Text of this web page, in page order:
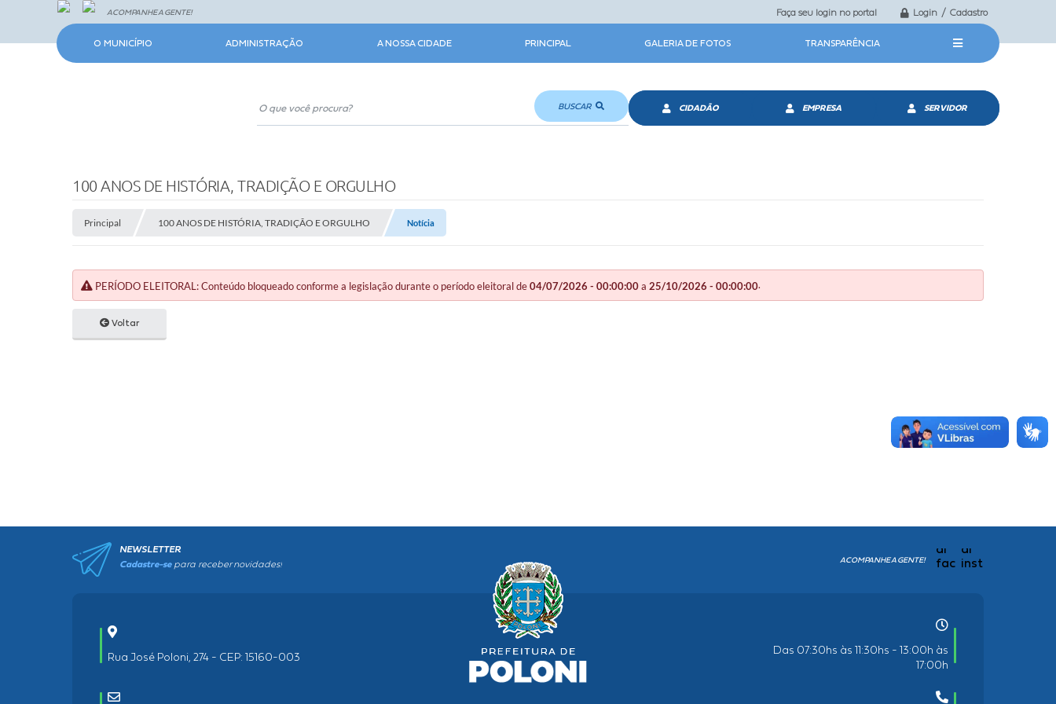
Faça seu login no portal Login / Cadastro
ACOMPANHE A GENTE!
O MUNICÍPIO ADMINISTRAÇÃO A NOSSA CIDADE PRINCIPAL GALERIA DE FOTOS TRANSPARÊNCIA
BUSCAR CIDADÃO EMPRESA SERVIDOR
100 ANOS DE HISTÓRIA, TRADIÇÃO E ORGULHO
Principal 100 ANOS DE HISTÓRIA, TRADIÇÃO E ORGULHO Notícia
PERÍODO ELEITORAL: Conteúdo bloqueado conforme a legislação durante o período eleitoral de04/07/2026 - 00:00:00a 25/10/2026 - 00:00:00.
Voltar
NEWSLETTER
Cadastre-separa receber novidades! ACOMPANHE A GENTE!
Rua José Poloni, 274 - CEP: 15160-003
Das 07:30hs às 11:30hs - 13:00h às
17:00h